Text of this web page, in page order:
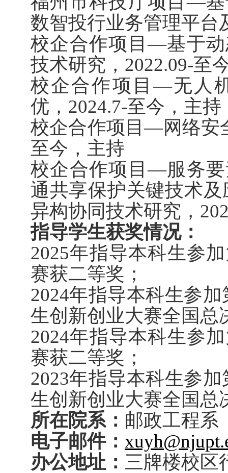
数智投行业务管理平台
校企合作项目—基于
技术研究，2022.09-至
校企合作项目—无人
优，2024.7-至今，主持
校企合作项目—网络安
至今，主持
校企合作项目—服务
通共享保护关键技术
异构协同技术研究，
指导学生获奖情况：
2025年指导本科生参
赛获二等奖；
2024年指导本科生参
生创新创业大赛全国总
2024年指导本科生参
赛获二等奖；
2023年指导本科生参
生创新创业大赛全国总
所在院系： 邮政工程系
电子邮件：
办公地址： 三牌楼校区